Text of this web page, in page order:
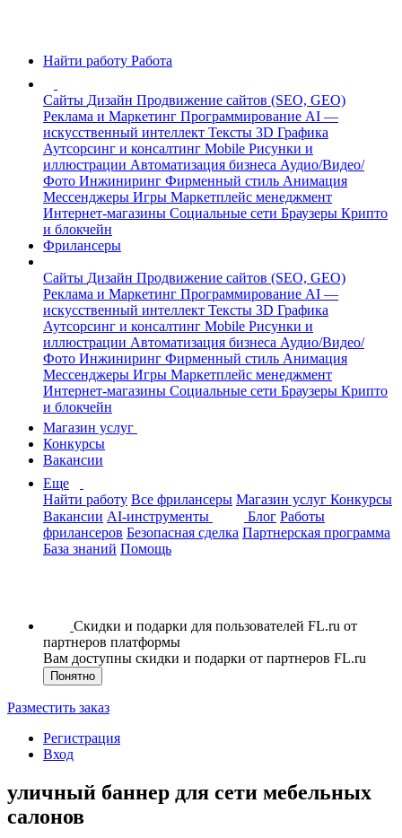
Найти работу Работа
Сайты Дизайн Продвижение сайтов (SEO, GEO)
Реклама и Маркетинг Программирование AI —
искусственный интеллект Тексты 3D Графика
Аутсорсинг и консалтинг Mobile Рисунки и
иллюстрации Автоматизация бизнеса Аудио/Видео/
Фото Инжиниринг Фирменный стиль Анимация
Мессенджеры Игры Маркетплейс менеджмент
Интернет-магазины Социальные сети Браузеры Крипто
и блокчейн
Фрилансеры
Сайты Дизайн Продвижение сайтов (SEO, GEO)
Реклама и Маркетинг Программирование AI —
искусственный интеллект Тексты 3D Графика
Аутсорсинг и консалтинг Mobile Рисунки и
иллюстрации Автоматизация бизнеса Аудио/Видео/
Фото Инжиниринг Фирменный стиль Анимация
Мессенджеры Игры Маркетплейс менеджмент
Интернет-магазины Социальные сети Браузеры Крипто
и блокчейн
Магазин услуг
Конкурсы
Вакансии
Еще
Найти работу Все фрилансеры Магазин услуг Конкурсы
Вакансии AI-инструменты Блог Работы
фрилансеров Безопасная сделка Партнерская программа
База знаний Помощь
Скидки и подарки для пользователей FL.ru от
партнеров платформы
Вам доступны скидки и подарки от партнеров FL.ru
Понятно
Разместить заказ
Регистрация
Вход
уличный баннер для сети мебельных
салонов